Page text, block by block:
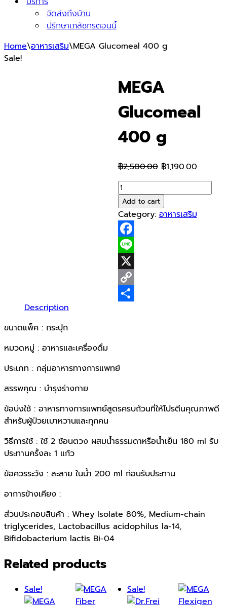
จัดส่งถึงบ้าน
ปรึกษาเภสัชกรตอนนี้
Home\อาหารเสริม\MEGA Glucomeal 400 g
Sale!
MEGA
Glucomeal
400 g
฿2,500.00 Original
price
฿1,190.00Current
price
MEGA
Glucomeal
400
g
quantity
Add to cart
Category:อาหารเสริม
Facebook
Line
X
Copy
Description
ขนาดแพ็ค : กระปุก
หมวดหมู่ : อาหารและเครื่องดื่ม
ประเภท : กลุ่มอาหารทางการแพทย์
สรรพคุณ : บำรุงร่างกาย
ข้อบ่งใช้ : อาหารทางการแพทย์สูตรครบถ้วนที่ให้โปรตีนคุณภาพดี
สำหรับผู้ป่วยเบาหวานและทุกคน
วิธีการใช้ : ใช้ 2 ช้อนตวง ผสมน้ำธรรมดาหรือน้ำเย็น 180 ml รับ
ประทานครั้งละ 1 แก้ว
ข้อควรระวัง : ละลาย ในน้ำ 200 ml ก่อนรับประทาน
อาการข้างเคียง :
ส่วนประกอบสินค้า : Whey Isolate 80%, Medium-chain
triglycerides, Lactobacillus acidophilus la-14,
Bifidobacterium lactis Bi-04
Related products
Sale! Sale!